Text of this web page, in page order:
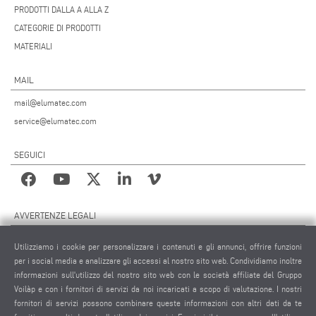
PRODOTTI DALLA A ALLA Z
CATEGORIE DI PRODOTTI
MATERIALI
MAIL
mail@elumatec.com
service@elumatec.com
SEGUICI
AVVERTENZE LEGALI
MATERIALE GRAFICO
PROTEZIONE DEI DATI
PROTEZIONE DEI DATI INTERNAZIONALE
Utilizziamo i cookie per personalizzare i contenuti e gli annunci, offrire funzioni
per i social media e analizzare gli accessi al nostro sito web. Condividiamo inoltre
informazioni sull'utilizzo del nostro sito web con le società affiliate del Gruppo
Voilàp e con i fornitori di servizi da noi incaricati a scopo di valutazione. I nostri
fornitori di servizi possono combinare queste informazioni con altri dati da te